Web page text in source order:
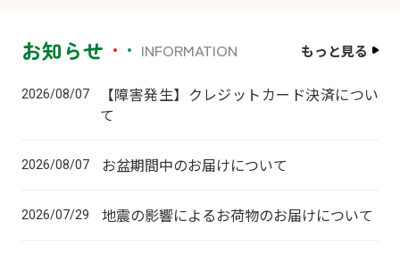
お知らせ INFORMATION もっと見る
2026/08/07
【障害発生】クレジットカード決済につい
て
2026/08/07 お盆期間中のお届けについて
2026/07/29 地震の影響によるお荷物のお届けについて